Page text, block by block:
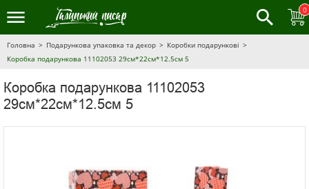
0
Головна Подарункова упаковка та декор
Коробки подарункові
Коробка подарункова 11102053 29см*22см*12.5см 5
Коробка подарункова 11102053
29см*22см*12.5см 5